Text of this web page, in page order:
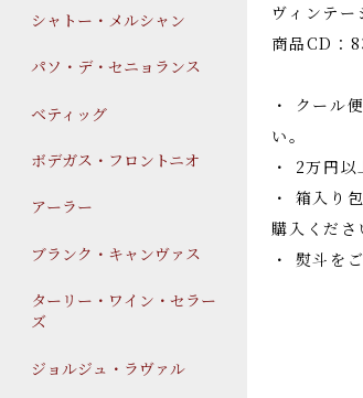
シャトー・メルシャン
パソ・デ・セニョランス
ベティッグ
ボデガス・フロントニオ
アーラー
ブランク・キャンヴァス
ターリー・ワイン・セラー
ズ
ジョルジュ・ラヴァル
ヴィンテー
商品CD：
・ クール
い。
・ 2万円
・ 箱入り
購入くださ
・ 熨斗を